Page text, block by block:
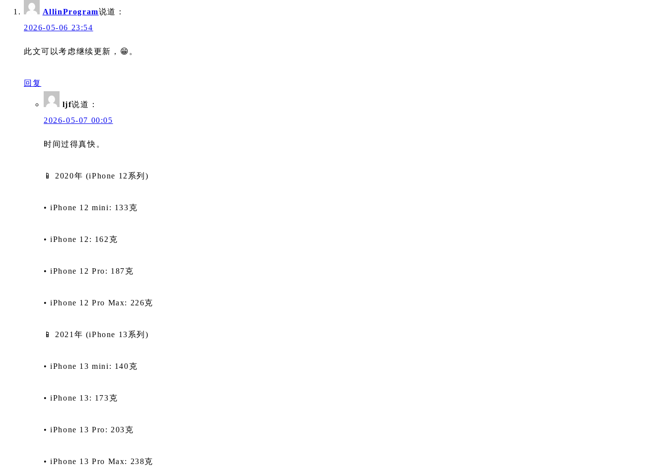
AllinProgram说道：
2026-05-06 23:54
此文可以考虑继续更新，😁。
回复
ljf说道：
2026-05-07 00:05
时间过得真快。
📱 2020年 (iPhone 12系列)
• iPhone 12 mini: 133克
• iPhone 12: 162克
• iPhone 12 Pro: 187克
• iPhone 12 Pro Max: 226克
📱 2021年 (iPhone 13系列)
• iPhone 13 mini: 140克
• iPhone 13: 173克
• iPhone 13 Pro: 203克
• iPhone 13 Pro Max: 238克